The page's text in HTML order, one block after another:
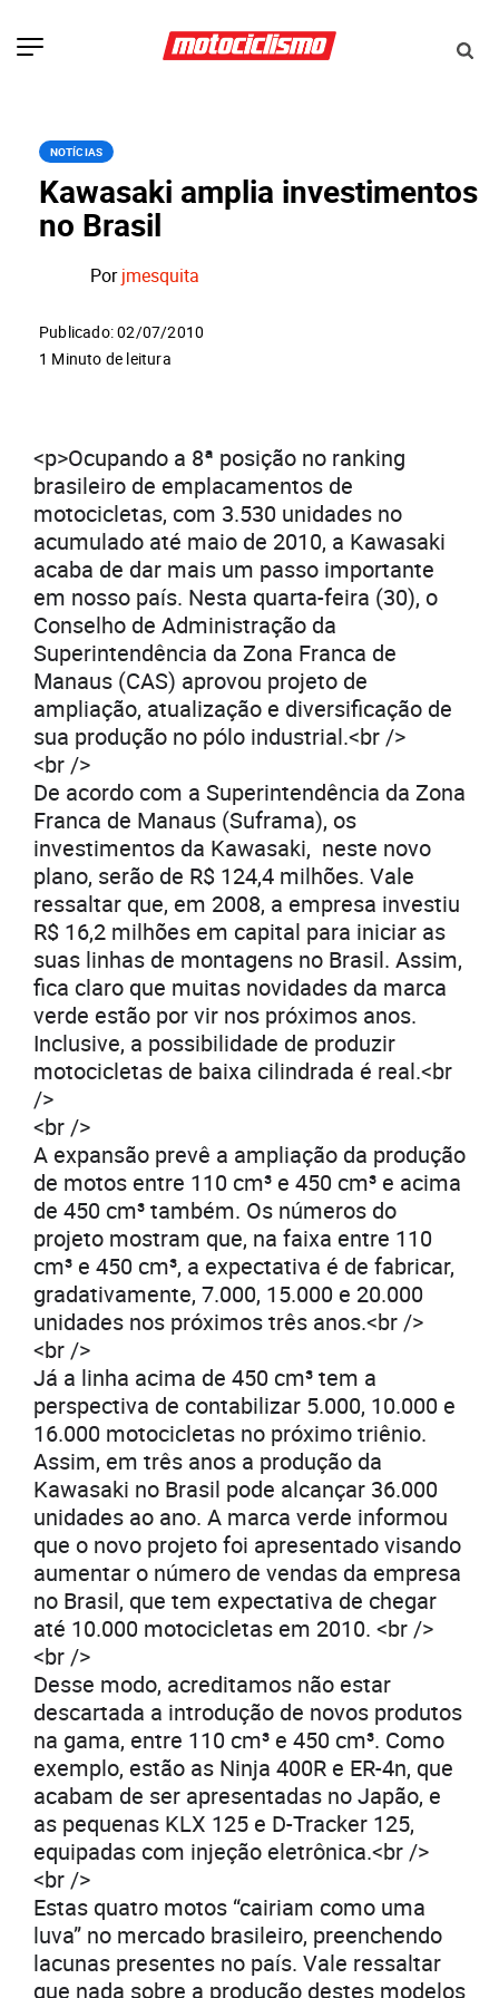
NOTÍCIAS
Kawasaki amplia investimentos
no Brasil
Porjmesquita
Publicado: 02/07/2010
1 Minuto de leitura
<p>Ocupando a 8ª posição no ranking
brasileiro de emplacamentos de
motocicletas, com 3.530 unidades no
acumulado até maio de 2010, a Kawasaki
acaba de dar mais um passo importante
em nosso país. Nesta quarta-feira (30), o
Conselho de Administração da
Superintendência da Zona Franca de
Manaus (CAS) aprovou projeto de
ampliação, atualização e diversificação de
sua produção no pólo industrial.<br />
<br />
De acordo com a Superintendência da Zona
Franca de Manaus (Suframa), os
investimentos da Kawasaki, neste novo
plano, serão de R$ 124,4 milhões. Vale
ressaltar que, em 2008, a empresa investiu
R$ 16,2 milhões em capital para iniciar as
suas linhas de montagens no Brasil. Assim,
fica claro que muitas novidades da marca
verde estão por vir nos próximos anos.
Inclusive, a possibilidade de produzir
motocicletas de baixa cilindrada é real.<br
/>
<br />
A expansão prevê a ampliação da produção
de motos entre 110 cm³ e 450 cm³ e acima
de 450 cm³ também. Os números do
projeto mostram que, na faixa entre 110
cm³ e 450 cm³, a expectativa é de fabricar,
gradativamente, 7.000, 15.000 e 20.000
unidades nos próximos três anos.<br />
<br />
Já a linha acima de 450 cm³ tem a
perspectiva de contabilizar 5.000, 10.000 e
16.000 motocicletas no próximo triênio.
Assim, em três anos a produção da
Kawasaki no Brasil pode alcançar 36.000
unidades ao ano. A marca verde informou
que o novo projeto foi apresentado visando
aumentar o número de vendas da empresa
no Brasil, que tem expectativa de chegar
até 10.000 motocicletas em 2010. <br />
<br />
Desse modo, acreditamos não estar
descartada a introdução de novos produtos
na gama, entre 110 cm³ e 450 cm³. Como
exemplo, estão as Ninja 400R e ER-4n, que
acabam de ser apresentadas no Japão, e
as pequenas KLX 125 e D-Tracker 125,
equipadas com injeção eletrônica.<br />
<br />
Estas quatro motos “cairiam como uma
luva” no mercado brasileiro, preenchendo
lacunas presentes no país. Vale ressaltar
que nada sobre a produção destes modelos